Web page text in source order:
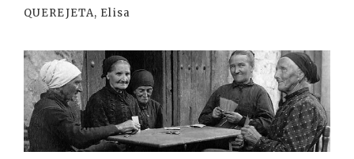
QUEREJETA, Elisa
Irakurri